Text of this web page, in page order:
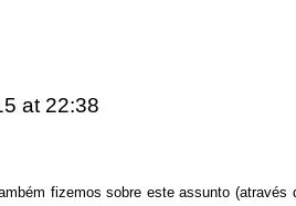
at 22:38
fizemos sobre este assunto